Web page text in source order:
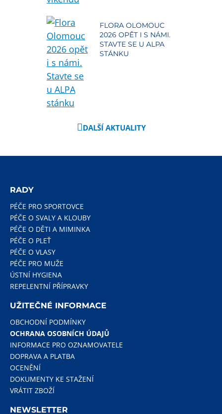
FLORA OLOMOUC
2026 OPĚT I S NÁMI.
STAVTE SE U ALPA
STÁNKU
DALŠÍ AKTUALITY
RADY
PÉČE PRO SPORTOVCE
PÉČE O SVALY A KLOUBY
PÉČE O DĚTI A MIMINKA
PÉČE O PLEŤ
PÉČE O VLASY
PÉČE PRO MUŽE
ÚSTNÍ HYGIENA
REPELENTNÍ PŘÍPRAVKY
UŽITEČNÉ INFORMACE
OBCHODNÍ PODMÍNKY
OCHRANA OSOBNÍCH ÚDAJŮ
INFORMACE PRO OZNAMOVATELE
DOPRAVA A PLATBA
OCENĚNÍ
DOKUMENTY KE STAŽENÍ
VRÁTIT ZBOŽÍ
NEWSLETTER